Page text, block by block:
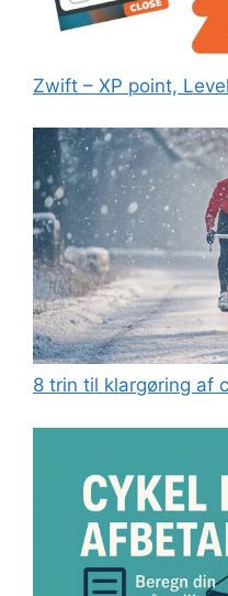
Zwift – XP point,
8 trin til klargøring af